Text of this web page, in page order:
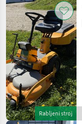
Rabljeni stroj